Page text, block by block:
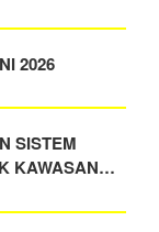
2026
SISTEM
KAWASAN…